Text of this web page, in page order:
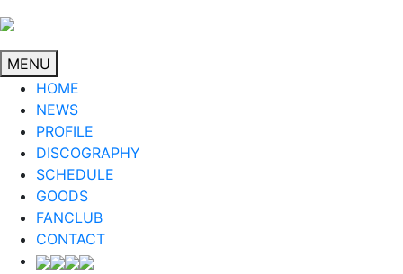
MENU
HOME
NEWS
PROFILE
DISCOGRAPHY
SCHEDULE
GOODS
FANCLUB
CONTACT